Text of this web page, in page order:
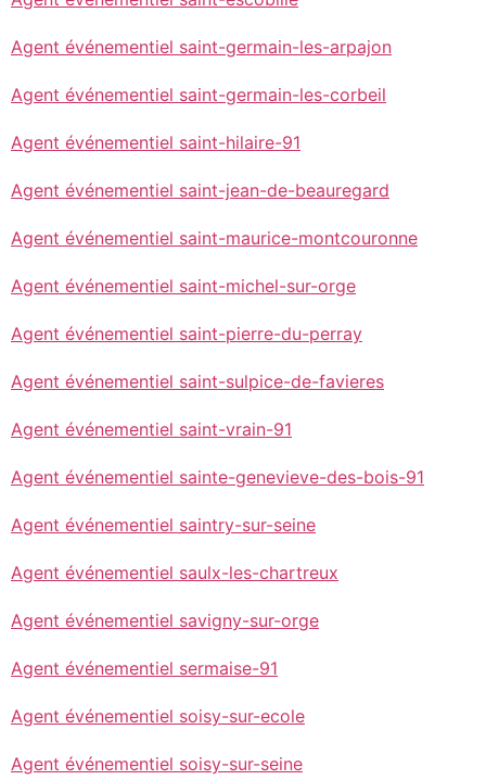
Agent événementiel saint-germain-les-arpajon
Agent événementiel saint-germain-les-corbeil
Agent événementiel saint-hilaire-91
Agent événementiel saint-jean-de-beauregard
Agent événementiel saint-maurice-montcouronne
Agent événementiel saint-michel-sur-orge
Agent événementiel saint-pierre-du-perray
Agent événementiel saint-sulpice-de-favieres
Agent événementiel saint-vrain-91
Agent événementiel sainte-genevieve-des-bois-91
Agent événementiel saintry-sur-seine
Agent événementiel saulx-les-chartreux
Agent événementiel savigny-sur-orge
Agent événementiel sermaise-91
Agent événementiel soisy-sur-ecole
Agent événementiel soisy-sur-seine